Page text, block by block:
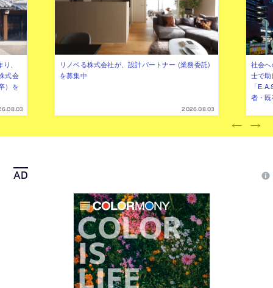
、
式会
）を
リノベる株式会社が、設計パートナー (業務委託)
を募集中
2026.08.03
社会
士で
「
者・